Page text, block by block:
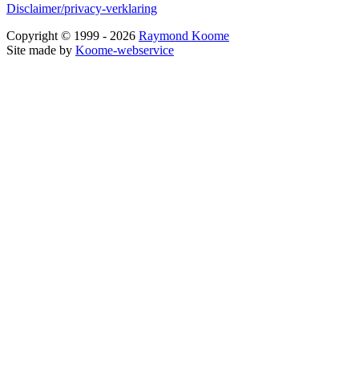
Disclaimer/privacy-verklaring
Copyright © 1999 - 2026 Raymond Koome
Site made by Koome-webservice